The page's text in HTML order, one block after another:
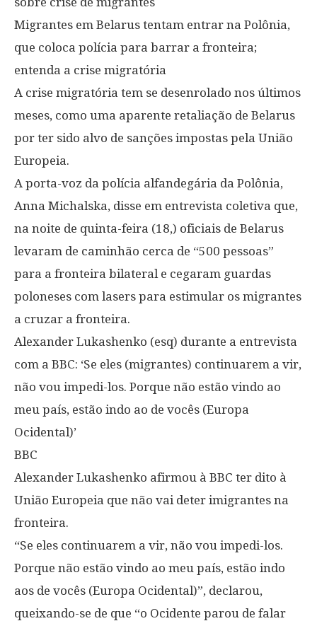
Migrantes em Belarus tentam entrar na Polônia,
que coloca polícia para barrar a fronteira;
entenda a crise migratória
A crise migratória tem se desenrolado nos últimos
meses, como uma aparente retaliação de Belarus
por ter sido alvo de sanções impostas pela União
Europeia.
A porta-voz da polícia alfandegária da Polônia,
Anna Michalska, disse em entrevista coletiva que,
na noite de quinta-feira (18,) oficiais de Belarus
levaram de caminhão cerca de “500 pessoas”
para a fronteira bilateral e cegaram guardas
poloneses com lasers para estimular os migrantes
a cruzar a fronteira.
Alexander Lukashenko (esq) durante a entrevista
com a BBC: ‘Se eles (migrantes) continuarem a vir,
não vou impedi-los. Porque não estão vindo ao
meu país, estão indo ao de vocês (Europa
Ocidental)’
BBC
Alexander Lukashenko afirmou à BBC ter dito à
União Europeia que não vai deter imigrantes na
fronteira.
“Se eles continuarem a vir, não vou impedi-los.
Porque não estão vindo ao meu país, estão indo
aos de vocês (Europa Ocidental)”, declarou,
queixando-se de que “o Ocidente parou de falar